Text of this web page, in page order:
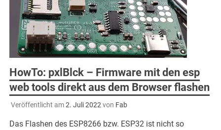
HowTo: pxlBlck – Firmware mit den esp
web tools direkt aus dem Browser flashen
Veröffentlicht am2. Juli 2022 von Fab
Das Flashen des ESP8266 bzw. ESP32 ist nicht so